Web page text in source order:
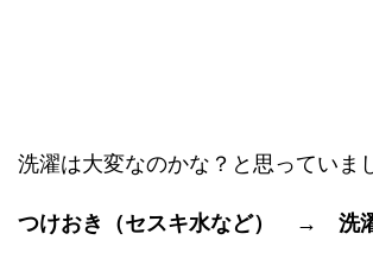
洗濯は大変なのかな？と思っていま
つけおき（セスキ水など） → 洗濯